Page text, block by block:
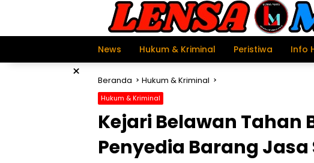
News
Hukum & Kriminal Peristiwa Info
× Beranda Hukum & Kriminal
Hukum & Kriminal
Kejari Belawan Tahan
Penyedia Barang Jasa